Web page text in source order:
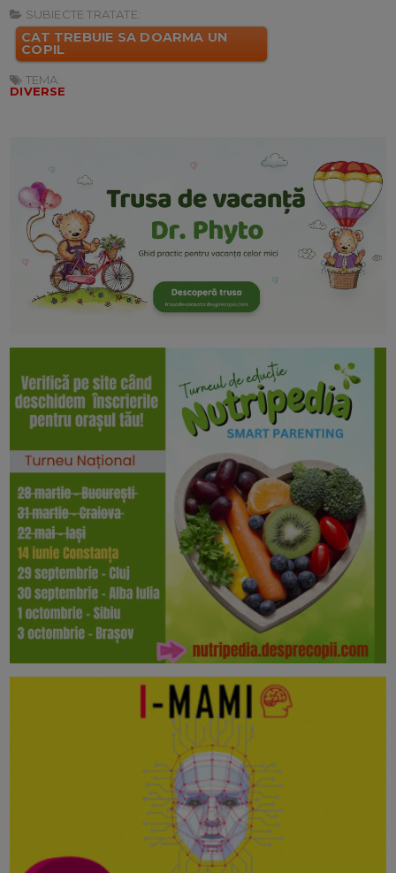
SUBIECTE TRATATE:
CAT TREBUIE SA DOARMA UN
COPIL
TEMA:
DIVERSE